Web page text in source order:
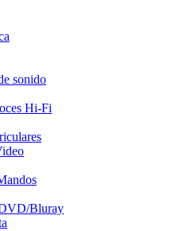
sonido
Hi-Fi
Bluray